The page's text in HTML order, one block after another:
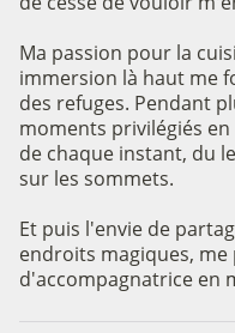
Ma passion pour la
immersion là haut me
des refuges. Pendant
moments privilégiés
de chaque instant, du
sur les sommets.
Et puis l'envie de
endroits magiques,
d'accompagnatrice en